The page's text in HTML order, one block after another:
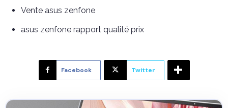
Vente asus zenfone
asus zenfone rapport qualité prix
Facebook Twitter